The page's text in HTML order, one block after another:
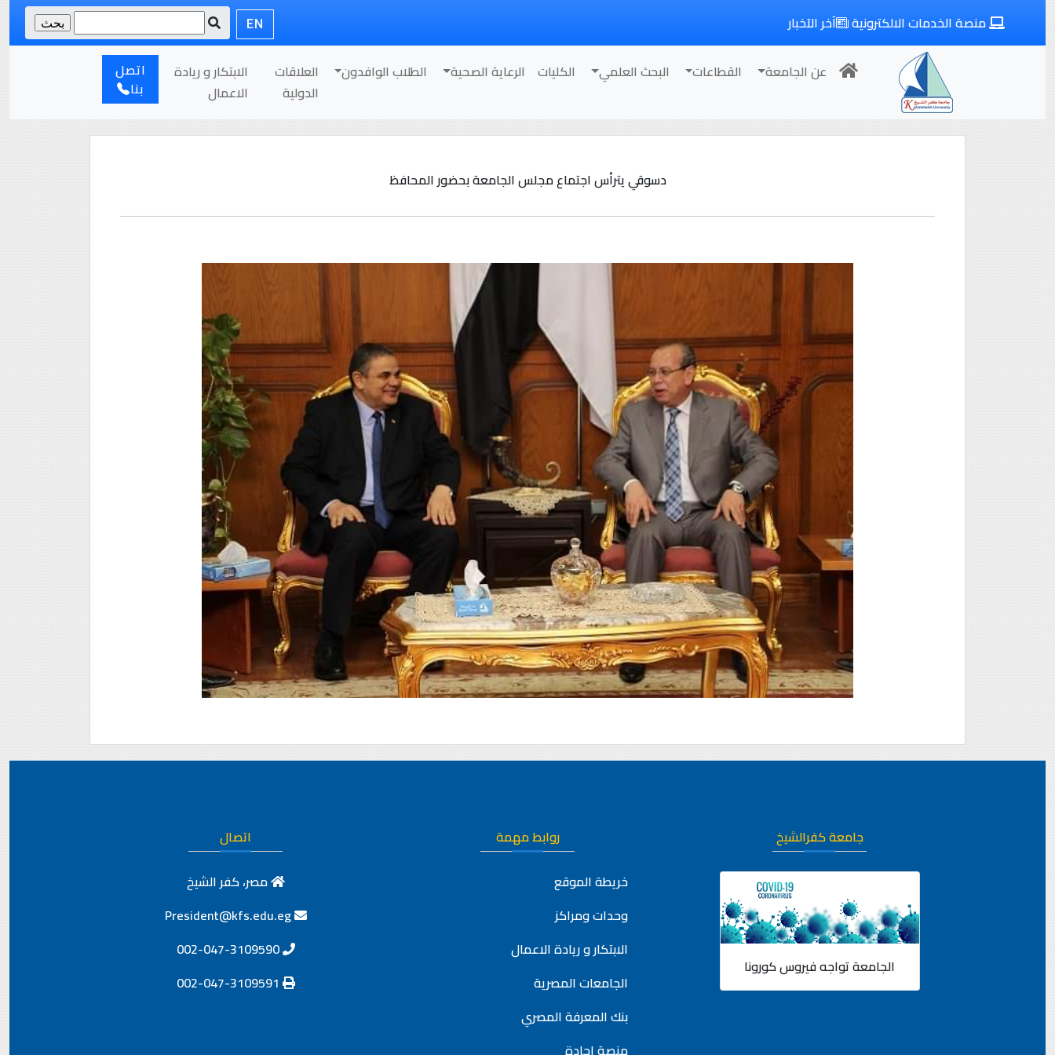
آخر الآخبار منصة الخدمات الالكترونية EN
عن الجامعة القطاعات البحث العلمي الكليات الرعاية الصحية الطلاب الوافدون
العلاقات
الدولية
الابتكار و ريادة
الاعمال
اتصل
بنا
دسوقي يترأس اجتماع مجلس الجامعة بحضور المحافظ
جامعة كفرالشيخ
الجامعة تواجه فيروس كورونا
روابط مهمة
خريطة الموقع
وحدات ومراكز
الابتكار و ريادة الاعمال
الجامعات المصرية
بنك المعرفة المصري
منصة إجادة
اتصال
مصر، كفر الشيخ
President@kfs.edu.eg
002-047-3109590